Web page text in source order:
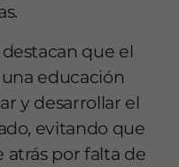
que el
educación
y desarrollar el
evitando que
por falta de